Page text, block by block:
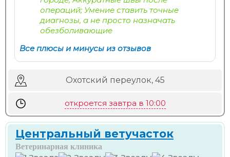
операций; Умение ставить точные
диагнозы, а не просто назначать
обезболивающие
Все плюсы и минусы из отзывов
Охотский переулок, 45
откроется завтра в 10:00
Центральный ветучасток
Ветеринарная клиника